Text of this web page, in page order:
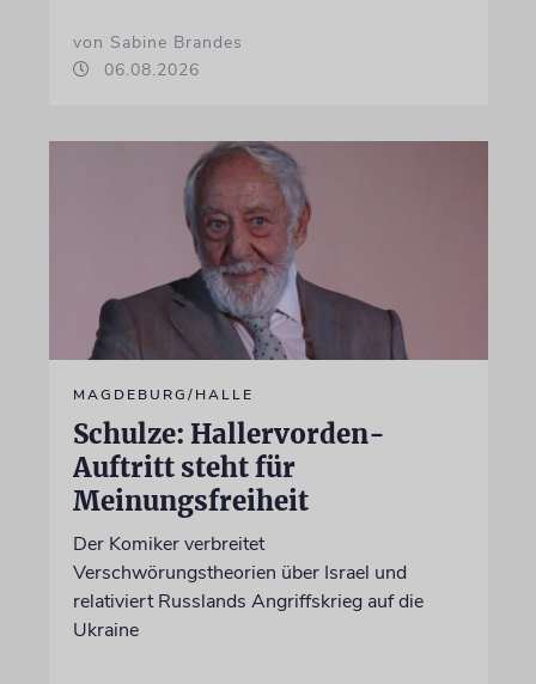
von Sabine Brandes
06.08.2026
MAGDEBURG/HALLE
Schulze: Hallervorden-
Auftritt steht für
Meinungsfreiheit
Der Komiker verbreitet
Verschwörungstheorien über Israel und
relativiert Russlands Angriffskrieg auf die
Ukraine